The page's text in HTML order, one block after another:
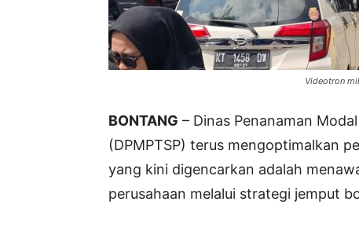
Videotron
BONTANG – Dinas Penanaman
(DPMPTSP) terus mengoptimalkan
yang kini digencarkan adalah
perusahaan melalui strategi jemput